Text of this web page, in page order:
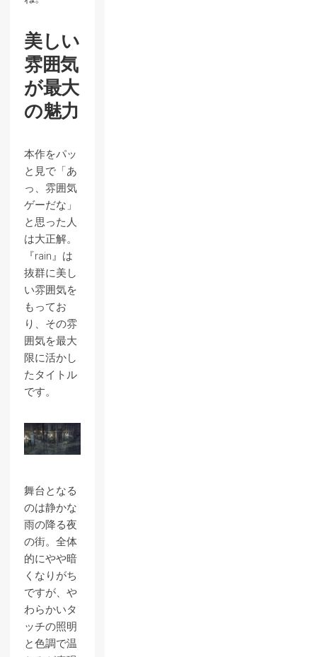
美しい
雰囲気
が最大
の魅力
本作をパッ
と見で「あ
っ、雰囲気
ゲーだな」
と思った人
は大正解。
『rain』は
抜群に美し
い雰囲気を
もってお
り、その雰
囲気を最大
限に活かし
たタイトル
です。
舞台となる
のは静かな
雨の降る夜
の街。全体
的にやや暗
くなりがち
ですが、や
わらかいタ
ッチの照明
と色調で温